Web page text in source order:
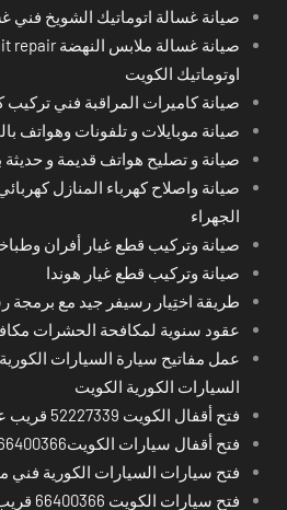
صيانة غسالة اتوماتيك الشويخ فني
اوتوماتيك الكويت
صيانة كاميرات المراقبة فني تركيب
صيانة موبايلات و تلفونات وهواتف
صيانة و تصليح هواتف قديمة و
صيانة واصلاح كهرباء المنازل
الجهراء
صيانة وتركيب قطع غيار أفران
صيانة وتركيب قطع غيار هوندا
طريقة اختِيار رسيفر جيد مع برمجة
عقود سنوية لمكافحة الحشرات
عمل مفاتيح سيارة السيارات
السيارات الكورية الكويت
فتح أقفال الكويت 52227339 قريب على موقعي
فتح أقفال سيارات الكويت66400366 فوري
فتح سيارات السيارات الكورية فني
فتح سيارات الكويت 66400366 قريب على موقعي